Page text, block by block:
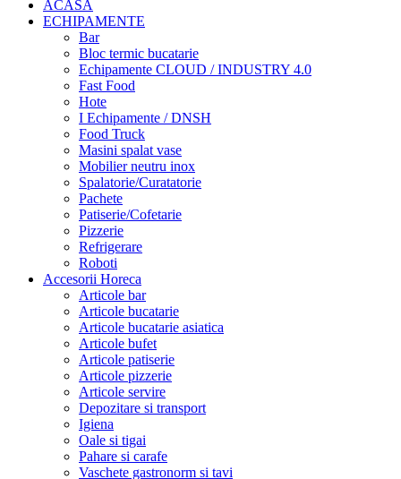
ACASA
ECHIPAMENTE
Bar
Bloc termic bucatarie
Echipamente CLOUD / INDUSTRY 4.0
Fast Food
Hote
I Echipamente / DNSH
Food Truck
Masini spalat vase
Mobilier neutru inox
Spalatorie/Curatatorie
Pachete
Patiserie/Cofetarie
Pizzerie
Refrigerare
Roboti
Accesorii Horeca
Articole bar
Articole bucatarie
Articole bucatarie asiatica
Articole bufet
Articole patiserie
Articole pizzerie
Articole servire
Depozitare si transport
Igiena
Oale si tigai
Pahare si carafe
Vaschete gastronorm si tavi